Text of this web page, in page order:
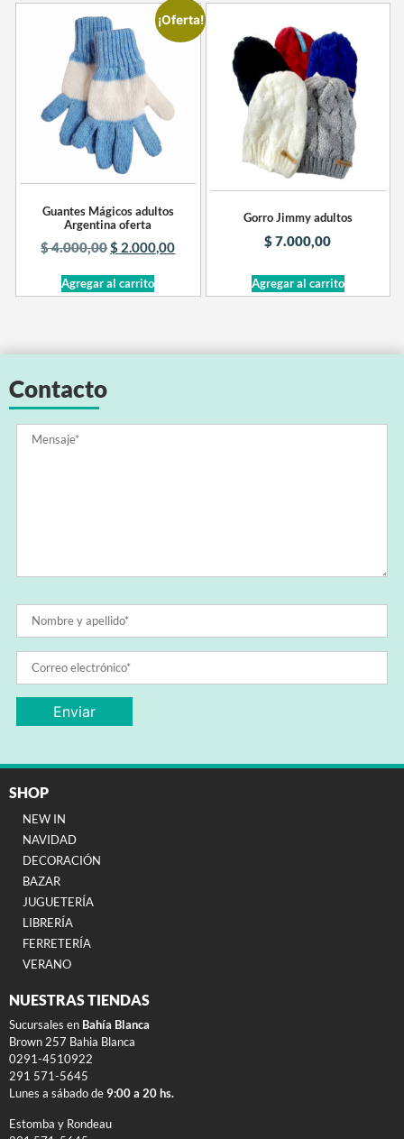
¡Oferta!
Guantes Mágicos adultos
Argentina oferta
$4.000,00$ 2.000,00
Agregar al carrito
Gorro Jimmy adultos
$7.000,00
Agregar al carrito
Contacto
SHOP
NEW IN
NAVIDAD
DECORACIÓN
BAZAR
JUGUETERÍA
LIBRERÍA
FERRETERÍA
VERANO
NUESTRAS TIENDAS
Sucursales en Bahía Blanca
Brown 257 Bahia Blanca
0291-4510922
291 571-5645
Lunes a sábado de 9:00 a 20 hs.
Estomba y Rondeau